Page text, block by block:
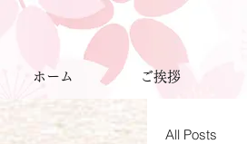
ホーム ご挨拶
All Posts